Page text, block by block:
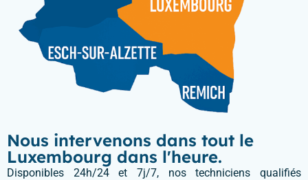
Nous intervenons dans tout le
Luxembourg dans l'heure.
Disponibles 24h/24 et 7j/7, nos techniciens qualifiés